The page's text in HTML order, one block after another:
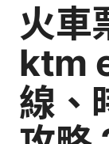
火車
ktm
線、